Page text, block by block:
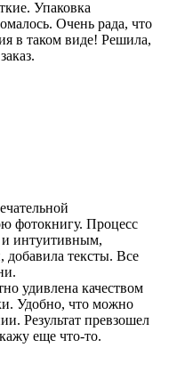
Упаковка
Очень рада, что
в таком виде! Решила,
фотокнигу. Процесс
интуитивным,
тексты. Все
удивлена качеством
Удобно, что можно
Результат превзошел
еще что-то.